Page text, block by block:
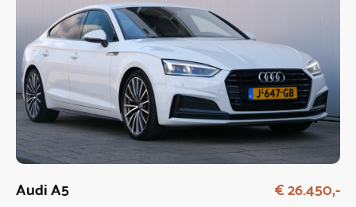
Audi A5 € 26.450,-